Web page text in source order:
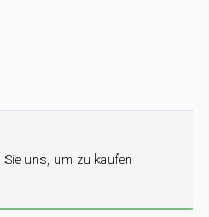
Sie uns, um zu kaufen